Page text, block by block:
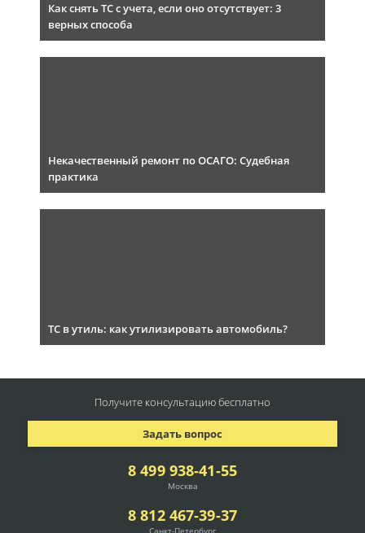
Как снять ТС с учета, если оно отсутствует: 3
верных способа
Некачественный ремонт по ОСАГО: Судебная
практика
ТС в утиль: как утилизировать автомобиль?
8 499 938-41-55
Москва
8 812 467-39-37
Задать вопрос
Получите консультациюбесплатно